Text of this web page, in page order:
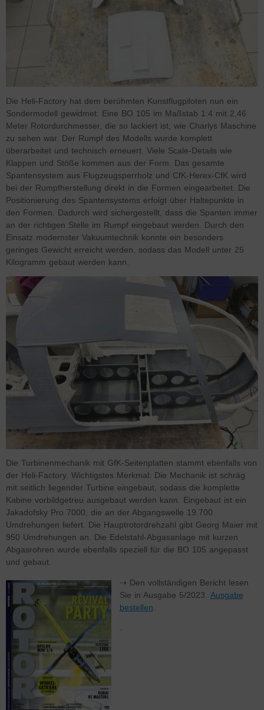
Die Heli-Factory hat dem berühmten Kunstflugpiloten nun ein
Sondermodell gewidmet: Eine BO 105 im Maßstab 1:4 mit 2,46
Meter Rotordurchmesser, die so lackiert ist, wie Charlys Maschine
zu sehen war. Der Rumpf des Modells wurde komplett
überarbeitet und technisch erneuert. Viele Scale-Details wie
Klappen und Stöße kommen aus der Form. Das gesamte
Spantensystem aus Flugzeugsperrholz und CfK-Herex-CfK wird
bei der Rumpfherstellung direkt in die Formen eingearbeitet. Die
Positionierung des Spantensystems erfolgt über Haltepunkte in
den Formen. Dadurch wird sichergestellt, dass die Spanten immer
an der richtigen Stelle im Rumpf eingebaut werden. Durch den
Einsatz modernster Vakuumtechnik konnte ein besonders
geringes Gewicht erreicht werden, sodass das Modell unter 25
Kilogramm gebaut werden kann.
Die Turbinenmechanik mit GfK-Seitenplatten stammt ebenfalls von
der Heli-Factory. Wichtigstes Merkmal: Die Mechanik ist schräg
mit seitlich liegender Turbine eingebaut, sodass die komplette
Kabine vorbildgetreu ausgebaut werden kann. Eingebaut ist ein
Jakadofsky Pro 7000, die an der Abgangswelle 19.700
Umdrehungen liefert. Die Hauptrotordrehzahl gibt Georg Maier mit
950 Umdrehungen an. Die Edelstahl-Abgasanlage mit kurzen
Abgasrohren wurde ebenfalls speziell für die BO 105 angepasst
und gebaut.
⇢ Den vollständigen Bericht lesen
Sie in Ausgabe 5/2023. Ausgabe
bestellen
.